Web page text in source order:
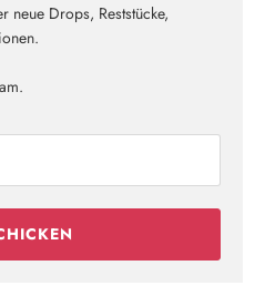
neue Drops, Reststücke,